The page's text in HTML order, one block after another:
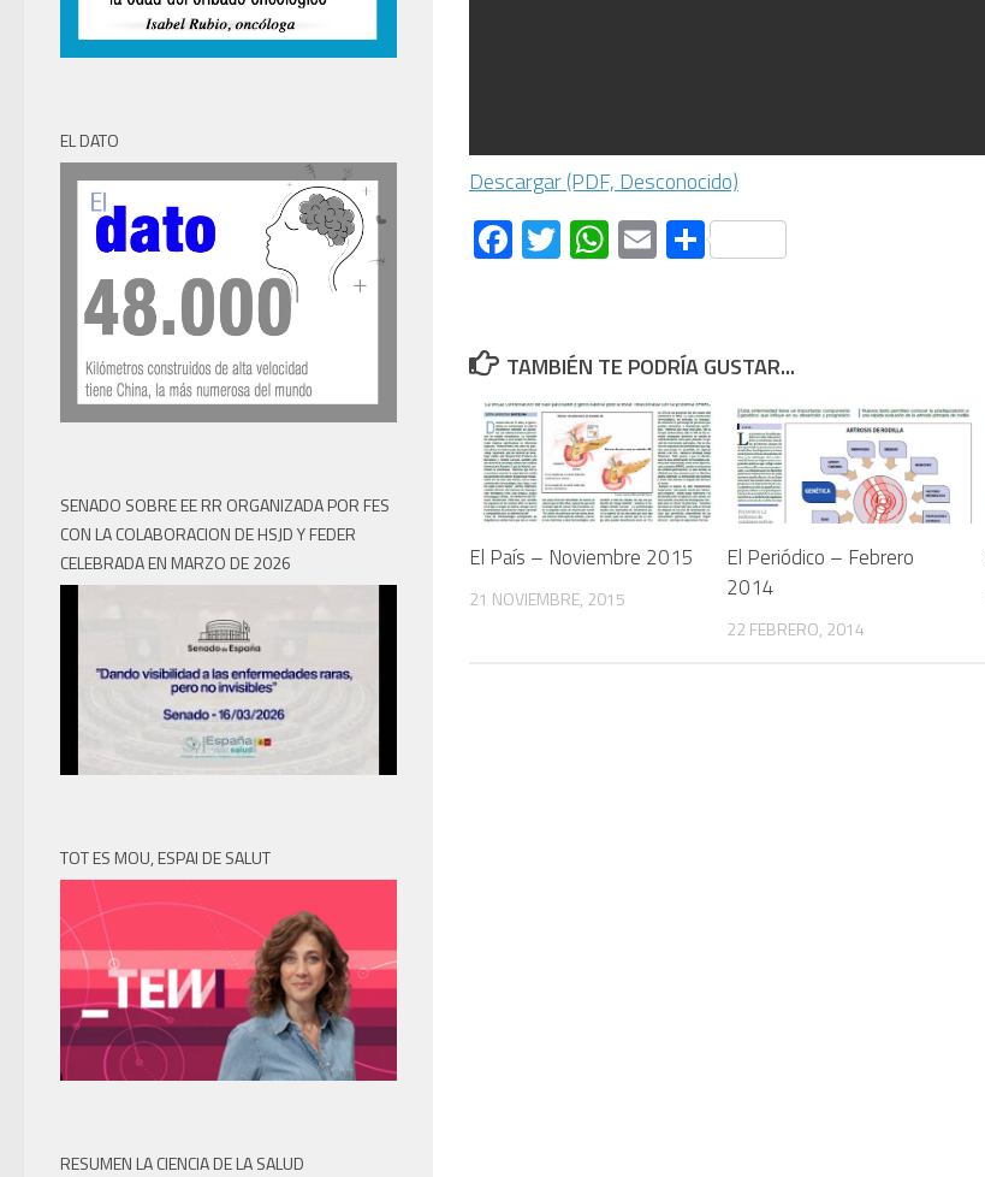
Descargar (PDF, Desconocido)
Facebook
Twitter
WhatsApp
EmailCompartir
TAMBIÉN TE PODRÍA GUSTAR...
El País – Noviembre 2015
21 NOVIEMBRE, 2015
El Periódico – Febrero
2014
22 FEBRERO, 2014
EL DATO
SENADO SOBRE EE RR ORGANIZADA POR FES
CON LA COLABORACION DE HSJD Y FEDER
CELEBRADA EN MARZO DE 2026
TOT ES MOU, ESPAI DE SALUT
RESUMEN LA CIENCIA DE LA SALUD